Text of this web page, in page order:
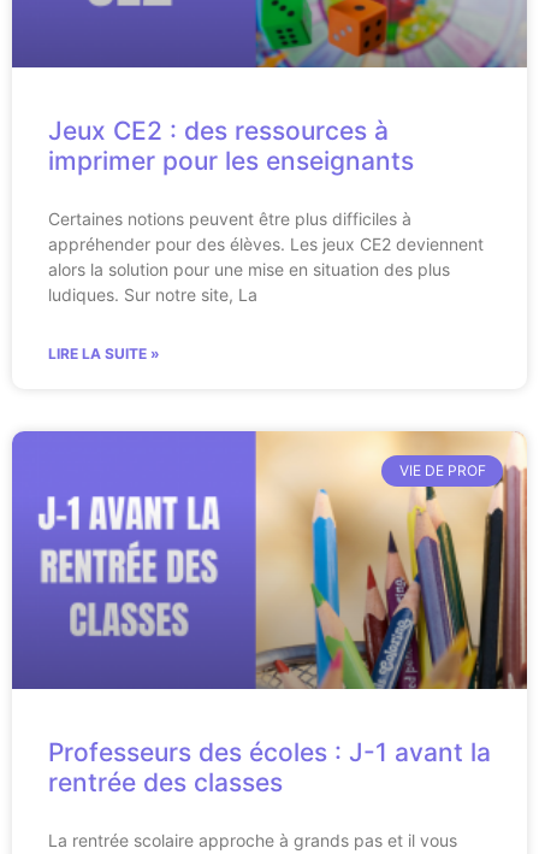
Jeux CE2 : des ressources à
imprimer pour les enseignants
Certaines notions peuvent être plus difficiles à
appréhender pour des élèves. Les jeux CE2 deviennent
alors la solution pour une mise en situation des plus
ludiques. Sur notre site, La
LIRE LA SUITE »
VIE DE PROF
Professeurs des écoles : J-1 avant la
rentrée des classes
La rentrée scolaire approche à grands pas et il vous